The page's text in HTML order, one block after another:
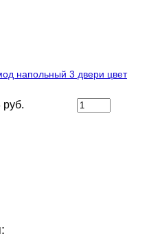
напольный 3 двери цвет
руб.